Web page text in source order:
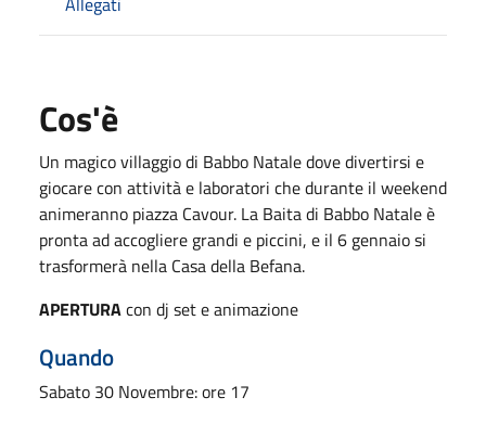
Cos'è
Un magico villaggio di Babbo Natale dove divertirsi e
giocare con attività e laboratori che durante il weekend
animeranno piazza Cavour. La Baita di Babbo Natale è
pronta ad accogliere grandi e piccini, e il 6 gennaio si
trasformerà nella Casa della Befana.
APERTURAcon dj set e animazione
Quando
Sabato 30 Novembre: ore 17